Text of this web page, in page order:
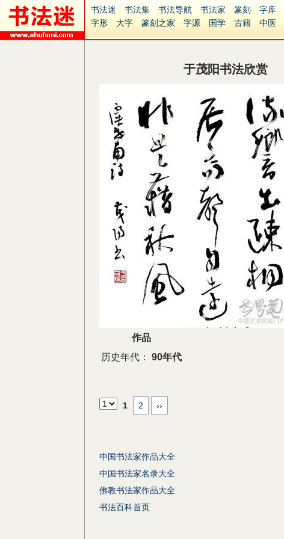
书法迷 书法集 书法导航 书法家 篆刻 字库
字形
大字 篆刻之家 字源 国学 古籍 中医
于茂阳书法欣赏
作品
历史年代：
90年代
1 2 ››
中国书法家作品大全
中国书法家名录大全
佛教书法家作品大全
书法百科首页